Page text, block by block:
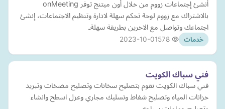
أنشئ إجتماعات زووم من خلال أون ميتنج توفر onMeeting
بالاشتراك مع زووم لوحة تحكم سهلة لادارة وتنظيم الاجتماعات، إنشئ
اجتماعك وتواصل مع الاخرين بطريقة سهلةـ
خدمات 2023-10-01
فني سباك الكويت
فني سباك الكويت نقوم بتصليح سخانات وتصليح مضخات وتبريد
خزانات المياه وتصليح شفاط وتسليك مجاري وعزل اسطح وانشاء